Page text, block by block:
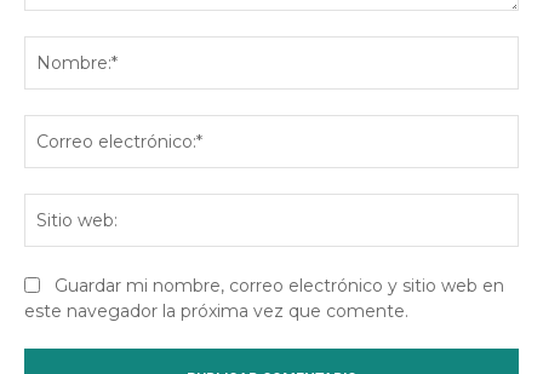
Guardar mi nombre, correo electrónico y sitio web en
este navegador la próxima vez que comente.